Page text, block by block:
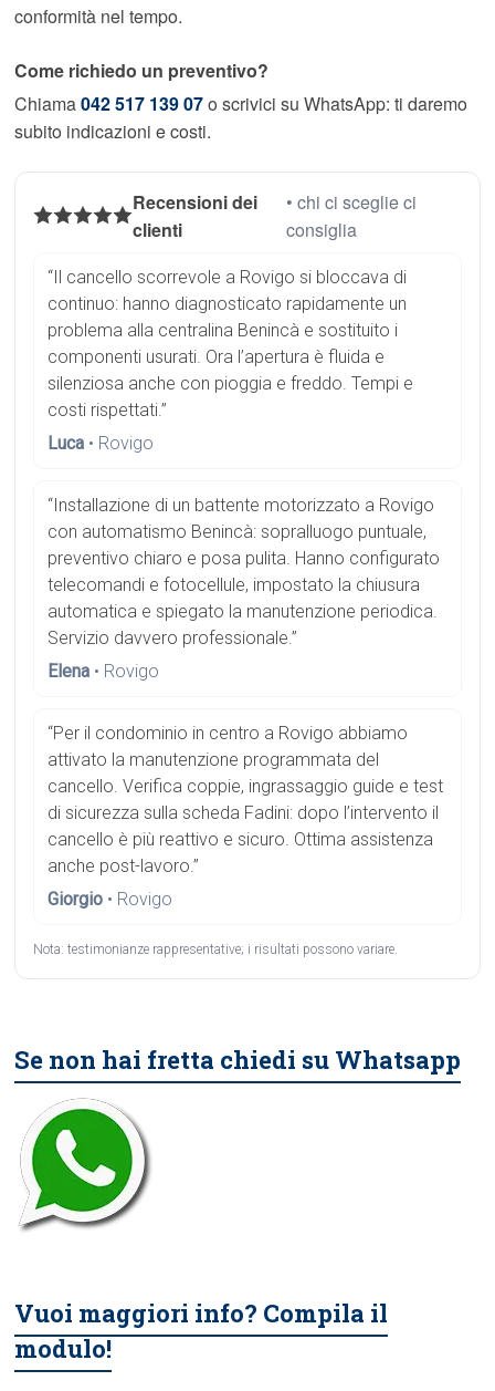
conformità nel tempo.
Come richiedo un preventivo?
Chiama042 517 139 07o scrivici su WhatsApp: ti daremo
subito indicazioni e costi.
Recensioni dei
clienti
• chi ci sceglie ci
consiglia
“Il cancello scorrevole a Rovigo si bloccava di
continuo: hanno diagnosticato rapidamente un
problema alla centralina Benincà e sostituito i
componenti usurati. Ora l’apertura è fluida e
silenziosa anche con pioggia e freddo. Tempi e
costi rispettati.”
Luca • Rovigo
“Installazione di un battente motorizzato a Rovigo
con automatismo Benincà: sopralluogo puntuale,
preventivo chiaro e posa pulita. Hanno configurato
telecomandi e fotocellule, impostato la chiusura
automatica e spiegato la manutenzione periodica.
Servizio davvero professionale.”
Elena • Rovigo
“Per il condominio in centro a Rovigo abbiamo
attivato la manutenzione programmata del
cancello. Verifica coppie, ingrassaggio guide e test
di sicurezza sulla scheda Fadini: dopo l’intervento il
cancello è più reattivo e sicuro. Ottima assistenza
anche post-lavoro.”
Giorgio • Rovigo
Nota: testimonianze rappresentative; i risultati possono variare.
Se non hai fretta chiedi su Whatsapp
Vuoi maggiori info? Compila il
modulo!